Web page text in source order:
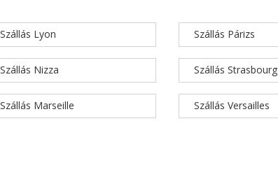
Szállás Lyon
Szállás Nizza
Szállás Marseille
Szállás Párizs
Szállás Strasbourg
Szállás Versailles